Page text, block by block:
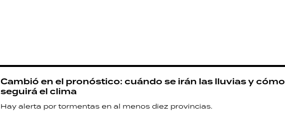
Cambió en el pronóstico: cuándo se irán las lluvias y cómo
seguirá el clima
Hay alerta por tormentas en al menos diez provincias.